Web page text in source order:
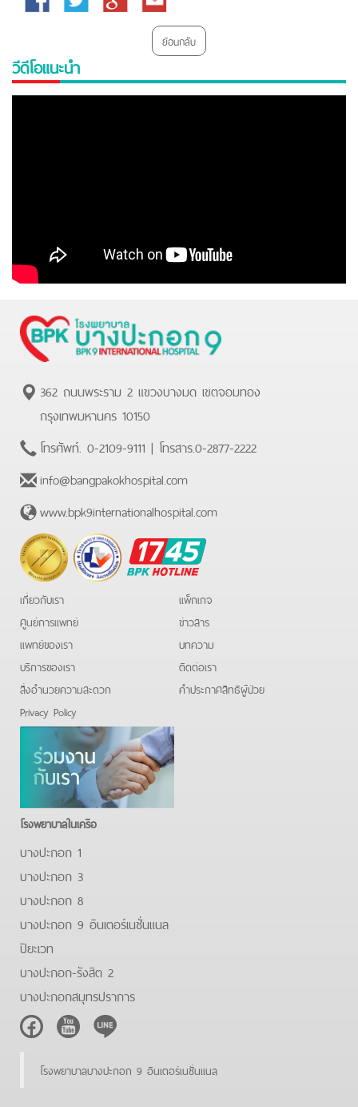
ย้อนกลับ
วีดีโอแนะนำ
362 ถนนพระราม 2 แขวงบางมด เขตจอมทอง
กรุงเทพมหานคร 10150
โทรศัพท์. 0-2109-9111 | โทรสาร.0-2877-2222
info@bangpakokhospital.com
www.bpk9internationalhospital.com
BPK
Hotline
เกี่ยวกับเรา
ศูนย์การแพทย์
แพทย์ของเรา
บริการของเรา
สิ่งอำนวยความสะดวก
Privacy Policy
แพ็กเกจ
ข่าวสาร
บทความ
ติดต่อเรา
คําประกาศสิทธิผู้ป่วย
โรงพยาบาลในเครือ
บางปะกอก 1
บางปะกอก 3
บางปะกอก 8
บางปะกอก 9 อินเตอร์เนชั่นแนล
ปิยะเวท
บางปะกอก-รังสิต 2
บางปะกอกสมุทรปราการ
FacebookYoutubeLine
โรงพยาบาลบางปะกอก 9 อินเตอร์เนชั่นแนล